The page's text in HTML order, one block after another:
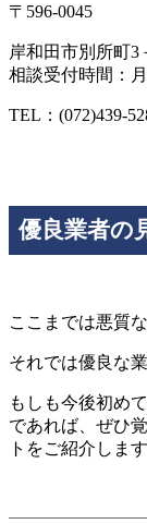
〒596-0045
岸和田市別所町
相談受付時間：
TEL：(072)439-
優良業者の
ここまでは悪質
それでは優良な
もしも今後初め
であれば、ぜひ
トをご紹介します